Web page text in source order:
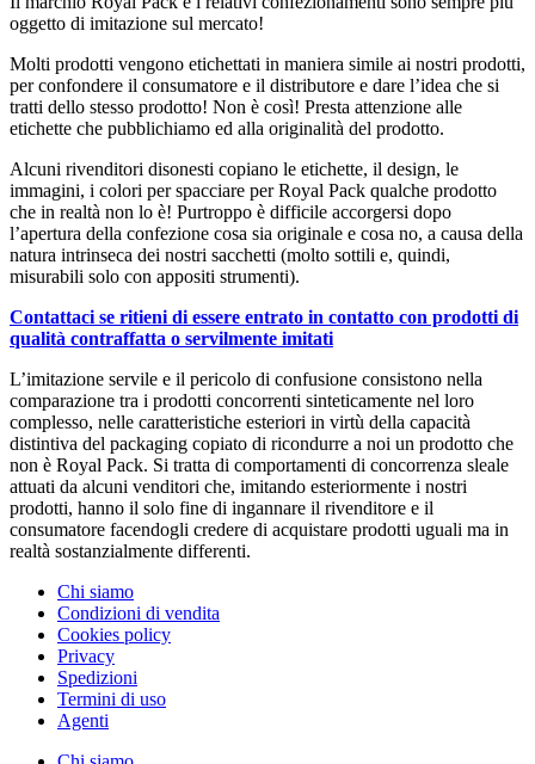
oggetto di imitazione sul mercato!
Molti prodotti vengono etichettati in maniera simile ai nostri prodotti,
per confondere il consumatore e il distributore e dare l’idea che si
tratti dello stesso prodotto! Non è così! Presta attenzione alle
etichette che pubblichiamo ed alla originalità del prodotto.
Alcuni rivenditori disonesti copiano le etichette, il design, le
immagini, i colori per spacciare per Royal Pack qualche prodotto
che in realtà non lo è! Purtroppo è difficile accorgersi dopo
l’apertura della confezione cosa sia originale e cosa no, a causa della
natura intrinseca dei nostri sacchetti (molto sottili e, quindi,
misurabili solo con appositi strumenti).
Contattaci se ritieni di essere entrato in contatto con prodotti di
qualità contraffatta o servilmente imitati
L’imitazione servile e il pericolo di confusione consistono nella
comparazione tra i prodotti concorrenti sinteticamente nel loro
complesso, nelle caratteristiche esteriori in virtù della capacità
distintiva del packaging copiato di ricondurre a noi un prodotto che
non è Royal Pack. Si tratta di comportamenti di concorrenza sleale
attuati da alcuni venditori che, imitando esteriormente i nostri
prodotti, hanno il solo fine di ingannare il rivenditore e il
consumatore facendogli credere di acquistare prodotti uguali ma in
realtà sostanzialmente differenti.
Chi siamo
Condizioni di vendita
Cookies policy
Privacy
Spedizioni
Termini di uso
Agenti